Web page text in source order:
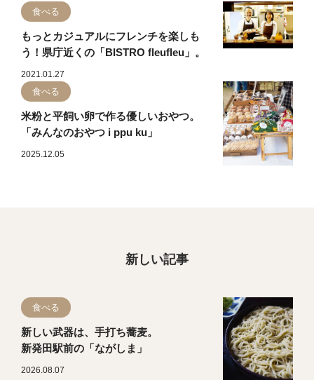
食べる
もっとカジュアルにフレンチを楽しも
う！県庁近くの「BISTRO fleufleu」。
2021.01.27
食べる
米粉と平飼い卵で作る優しいおやつ。
「みんなのおやつ i ppu ku」
2025.12.05
新しい記事
食べる
新しい武器は、手打ち蕎麦。
新発田駅前の「ながしま」
2026.08.07